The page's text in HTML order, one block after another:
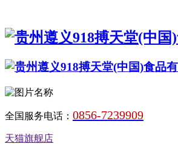
全国服务电话： 0856-7239909
天猫旗舰店